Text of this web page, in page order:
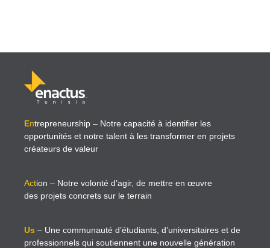
Entrepreneurship – Notre capacité à identifier les
opportunités et notre talent à les transformer en projets
créateurs de valeur
Action – Notre volonté d’agir, de mettre en œuvre
des projets concrets sur le terrain
Us – Une communauté d’étudiants, d’universitaires et de
professionnels qui soutiennent une nouvelle génération